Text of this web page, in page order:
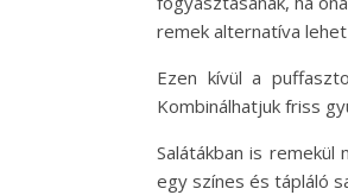
remek alternatíva
Ezen kívül a
Kombinálhatjuk friss
Salátákban is
egy színes és tápláló